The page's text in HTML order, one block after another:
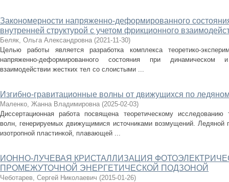
Закономерности напряженно-деформированного
внутренней структурой с учетом фрикционного
Беляк, Ольга Александровна (2021-11-30)
Целью работы является разработка комплекса теоретико-
напряженно-деформированного состояния при динамическом
взаимодействии жестких тел со слоистыми ...
Изгибно-гравитационные волны от движущихся по
Маленко, Жанна Владимировна (2025-02-03)
Диссертационная работа посвящена теоретическому исследованию
волн, генерируемых движущимися источниками возмущений. Ледяной
изотропной пластинкой, плавающей ...
ИОННО-ЛУЧЕВАЯ КРИСТАЛЛИЗАЦИЯ
ПРОМЕЖУТОЧНОЙ ЭНЕРГЕТИЧЕСКОЙ ПОДЗОНОЙ
Чеботарев, Сергей Николаевич (2015-01-26)